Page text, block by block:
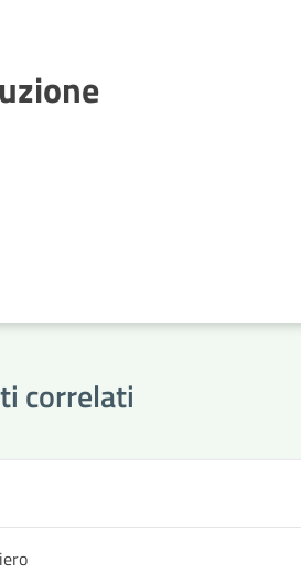
correlati